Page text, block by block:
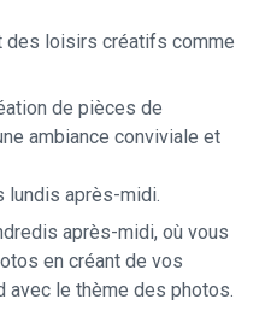
des loisirs créatifs comme
de pièces de
ambiance conviviale et
lundis après-midi.
après-midi, où vous
en créant de vos
avec le thème des photos.